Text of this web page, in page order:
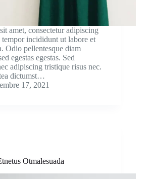
amet, consectetur adipiscing
incididunt ut labore et
Odio pellentesque diam
egestas egestas. Sed
adipiscing tristique risus nec.
dictumst…
17, 2021
Otmalesuada